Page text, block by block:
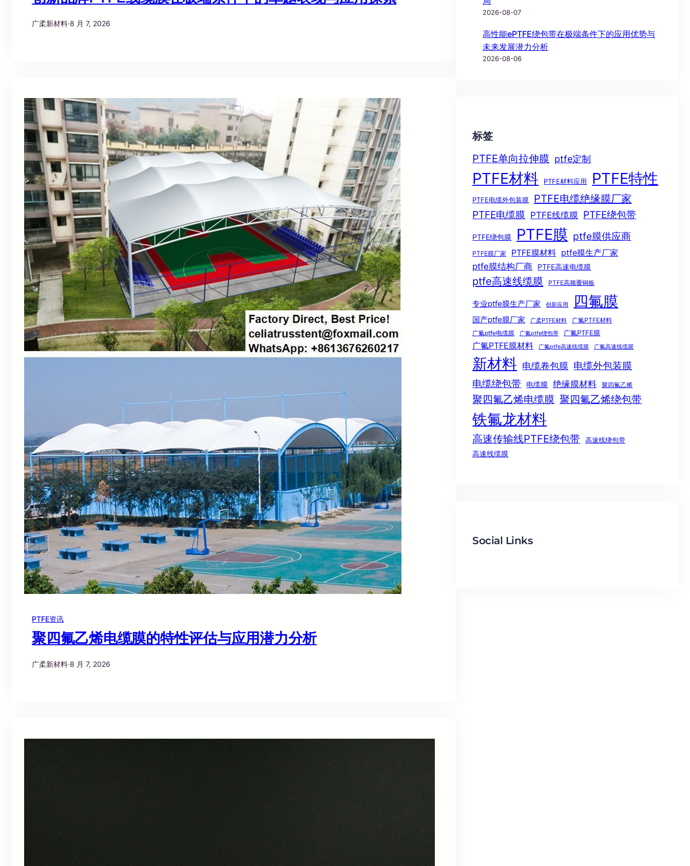
广柔新材料·8 月 7, 2026
PTFE资讯
聚四氟乙烯电缆膜的特性评估与应用潜力分析
广柔新材料·8 月 7, 2026
2026-08-07
高性能ePTFE绕包带在极端条件下的应用优势与
未来发展潜力分析
2026-08-06
标签
PTFE单向拉伸膜 ptfe定制
PTFE材料 PTFE材料应用 PTFE特性
PTFE电缆外包装膜
PTFE电缆绝缘膜厂家
PTFE电缆膜 PTFE线缆膜 PTFE绕包带
PTFE绕包膜 PTFE膜 ptfe膜供应商
PTFE膜厂家 PTFE膜材料 ptfe膜生产厂家
ptfe膜结构厂商 PTFE高速电缆膜
ptfe高速线缆膜 PTFE高频覆铜板
专业ptfe膜生产厂家 创新应用 四氟膜
国产ptfe膜厂家 广柔PTFE材料
广氟PTFE材料
广氟ptfe电缆膜
广氟ptfe绕包带 广氟PTFE膜
广氟PTFE膜材料 广氟ptfe高速线缆膜 广氟高速线缆膜
新材料 电缆卷包膜 电缆外包装膜
电缆绕包带 电缆膜 绝缘膜材料 聚四氟乙烯
聚四氟乙烯电缆膜 聚四氟乙烯绕包带
铁氟龙材料
高速传输线PTFE绕包带
高速线绕包带
高速线缆膜
Social Links